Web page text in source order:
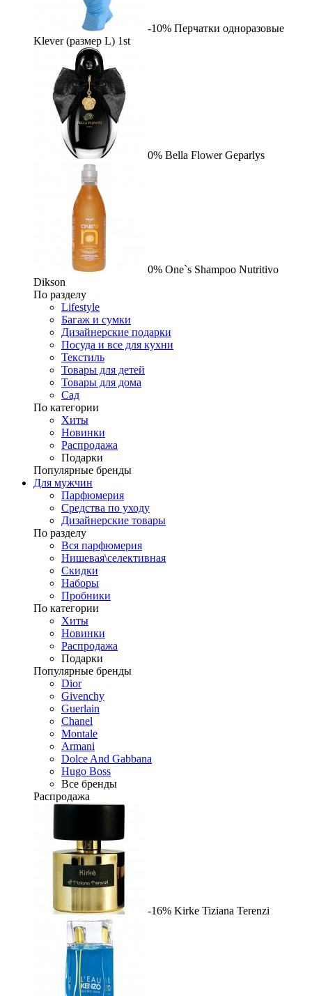
-10% Перчатки одноразовые
Klever (размер L) 1st
0% Bella Flower Geparlys
0% One`s Shampoo Nutritivo
Dikson
По разделу
Lifestyle
Багаж и сумки
Дизайнерские подарки
Посуда и все для кухни
Текстиль
Товары для детей
Товары для дома
Сад
По категории
Хиты
Новинки
Распродажа
Подарки
Популярные бренды
Для мужчин
Парфюмерия
Средства по уходу
Дизайнерские товары
По разделу
Вся парфюмерия
Нишевая\селективная
Скидки
Наборы
Пробники
По категории
Хиты
Новинки
Распродажа
Подарки
Популярные бренды
Dior
Givenchy
Guerlain
Chanel
Montale
Armani
Dolce And Gabbana
Hugo Boss
Все бренды
Распродажа
-16% Kirke Tiziana Terenzi